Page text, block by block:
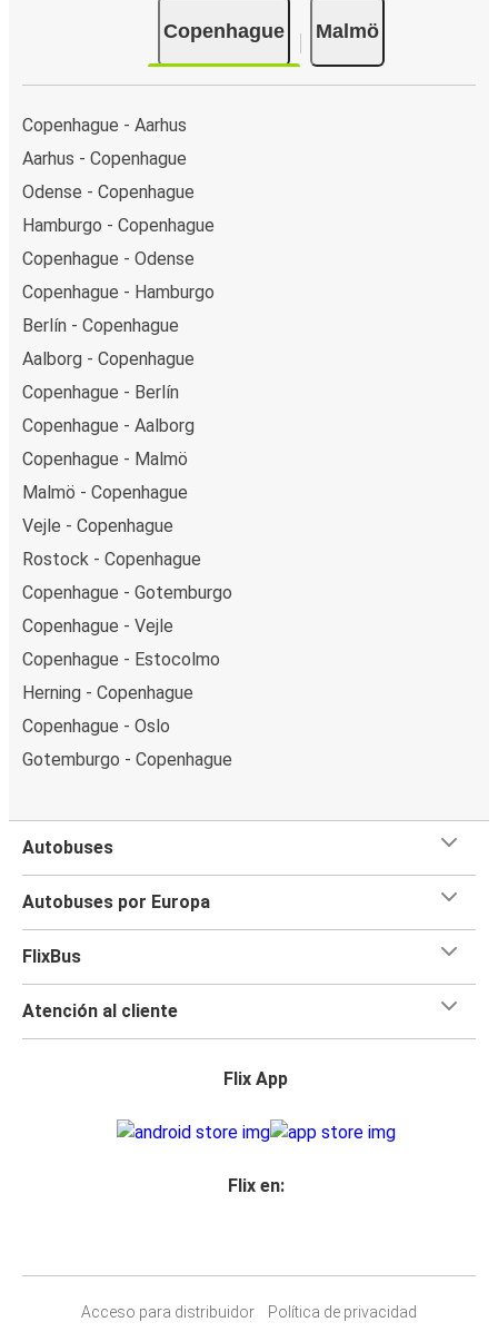
Copenhague Malmö
Copenhague - Aarhus
Aarhus - Copenhague
Odense - Copenhague
Hamburgo - Copenhague
Copenhague - Odense
Copenhague - Hamburgo
Berlín - Copenhague
Aalborg - Copenhague
Copenhague - Berlín
Copenhague - Aalborg
Copenhague - Malmö
Malmö - Copenhague
Vejle - Copenhague
Rostock - Copenhague
Copenhague - Gotemburgo
Copenhague - Vejle
Copenhague - Estocolmo
Herning - Copenhague
Copenhague - Oslo
Gotemburgo - Copenhague
Autobuses
Autobuses por Europa
FlixBus
Atención al cliente
Flix App
Flix en:
Acceso para distribuidor
Política de privacidad